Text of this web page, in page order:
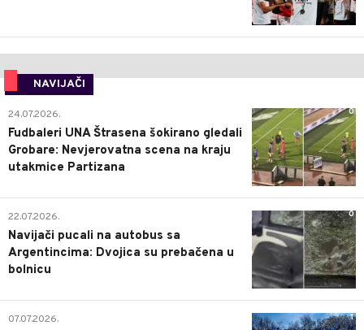
NAVIJAČI
0
24.07.2026.
Fudbaleri UNA Štrasena šokirano gledali
Grobare: Nevjerovatna scena na kraju
utakmice Partizana
0
22.07.2026.
Navijači pucali na autobus sa
Argentincima: Dvojica su prebačena u
bolnicu
1
07.07.2026.